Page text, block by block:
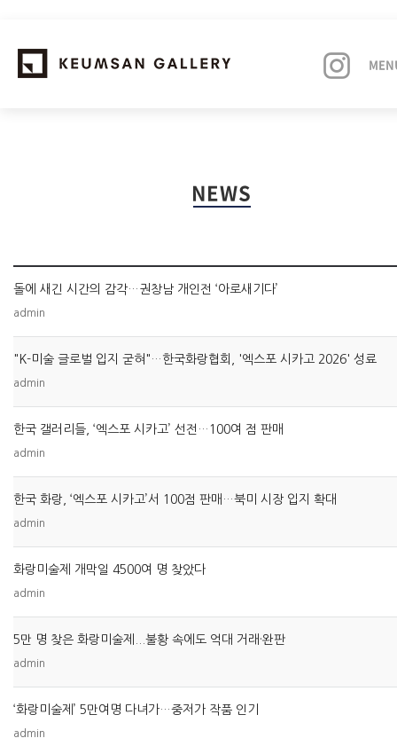
NEWS
NEWS
돌에 새긴 시간의 감각…권창남 개인전 ‘아로새기다’
admin
"K-미술 글로벌 입지 굳혀"…한국화랑협회, '엑스포 시카고 2026' 성료
admin
한국 갤러리들, ‘엑스포 시카고’ 선전…100여 점 판매
admin
한국 화랑, ‘엑스포 시카고’서 100점 판매…북미 시장 입지 확대
admin
화랑미술제 개막일 4500여 명 찾았다
admin
5만 명 찾은 화랑미술제...불황 속에도 억대 거래·완판
admin
‘화랑미술제’ 5만여명 다녀가…중저가 작품 인기
admin